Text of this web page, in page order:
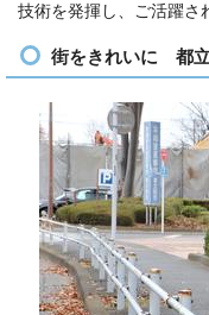
技術を発揮し、ご活躍さ
街をきれいに 都